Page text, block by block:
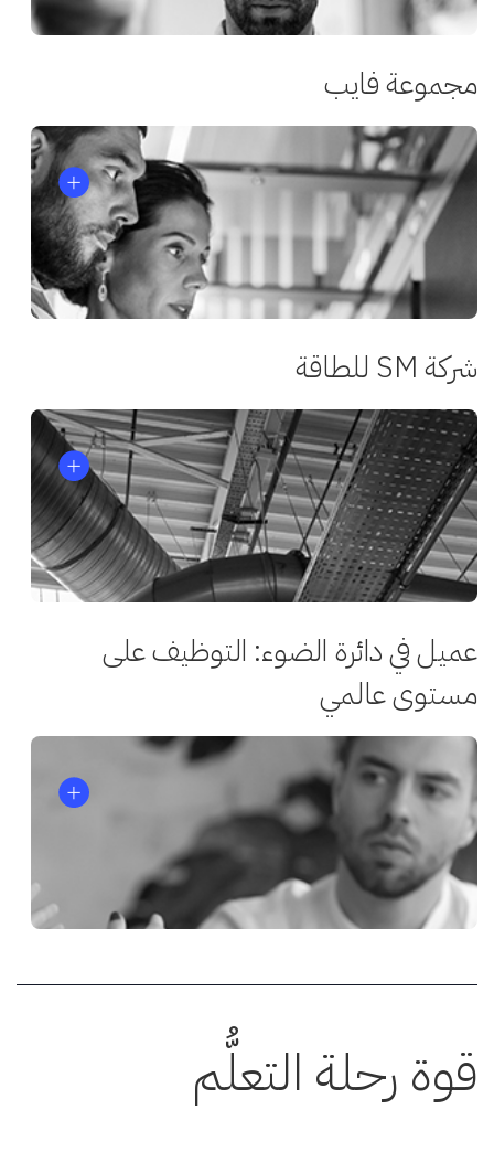
مجموعة فايب
شركة SM للطاقة
عميل في دائرة الضوء: التوظيف على
مستوى عالمي
قوة رحلة التعلُّم